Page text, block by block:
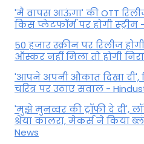
'मैं वापस आऊंगा' की OTT
किस प्लेटफॉर्म पर होगी स्ट्रीम
50 हजार स्क्रीन पर रिलीज
ऑस्कर नहीं मिला तो होगी
'आपने अपनी औकात दिखा
चरित्र पर उठाए सवाल -
'मुझे मुनव्वर की ट्रॉफी दे दी',
श्रेया कालरा, मेकर्स ने किया
News